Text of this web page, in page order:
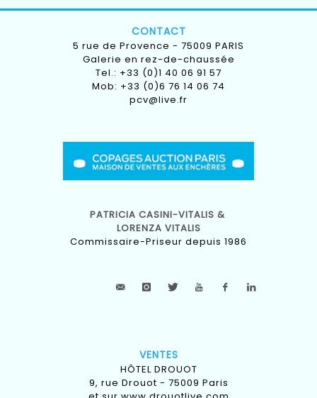
CONTACT
5 rue de Provence - 75009 PARIS
Galerie en rez-de-chaussée
Tel.: +33 (0)1 40 06 91 57
Mob: +33 (0)6 76 14 06 74
pcv@live.fr
PATRICIA CASINI-VITALIS &
LORENZA VITALIS
Commissaire-Priseur depuis 1986
VENTES
HÔTEL DROUOT
9, rue Drouot - 75009 Paris